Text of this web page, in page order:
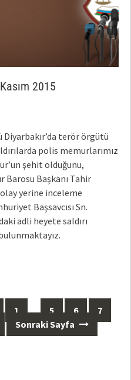
2015
Diyarbakır’da terör örgütü
polis memurlarımız
şehit olduğunu,
Barosu Başkanı Tahir
yerine inceleme
Başsavcısı Sn.
adli heyete saldırı
1 … 5 6
7
Sonraki Sayfa